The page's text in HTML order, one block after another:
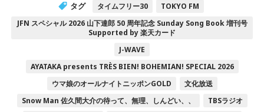
タグ タイムフリー30
TOKYO FM
JFN スペシャル 2026 山下達郎 50 周年記念 Sunday Song Book 増刊号
Supported by 楽天カード
J-WAVE
AYATAKA presents TRÈS BIEN! BOHEMIAN! SPECIAL 2026
ウマ娘のオールナイトニッポンGOLD
文化放送
Snow Man 佐久間大介の待って、無理、しんどい、、
TBSラジオ